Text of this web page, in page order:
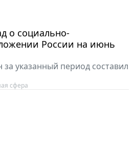
России на июнь
указанный период составил
сфера